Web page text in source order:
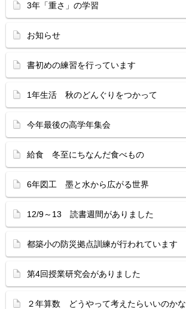
3年「重さ」の学習
お知らせ
書初めの練習を行っています
1年生活 秋のどんぐりをつかって
今年最後の高学年集会
給食 冬至にちなんだ食べもの
6年図工 墨と水から広がる世界
12/9～13 読書週間がありました
都築小の防災拠点訓練が行われています
第4回授業研究会がありました
２年算数 どうやって考えたらいいのかな